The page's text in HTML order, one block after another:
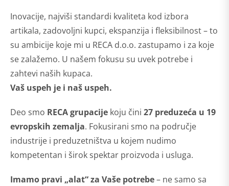
Inovacije, najviši standardi kvaliteta kod izbora
artikala, zadovoljni kupci, ekspanzija i fleksibilnost – to
su ambicije koje mi u RECA d.o.o. zastupamo i za koje
se zalažemo. U našem fokusu su uvek potrebe i
zahtevi naših kupaca.
Vaš uspeh je i naš uspeh.
Deo smo RECA grupacije koju čini 27 preduzeća u 19
evropskih zemalja. Fokusirani smo na područje
industrije i preduzetništva u kojem nudimo
kompetentan i širok spektar proizvoda i usluga.
Imamo pravi „alat“ za Vaše potrebe– ne samo sa